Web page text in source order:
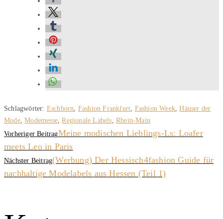
Schlagwörter: Eschborn, Fashion Frankfurt, Fashion Week, Häuser der
Mode, Modemesse, Regionale Labels, Rhein-Main
Vorheriger BeitragMeine modischen Lieblings-Ls: Loafer
meets Leo in Paris
Nächster Beitrag(Werbung) Der Hessisch4fashion Guide für
nachhaltige Modelabels aus Hessen (Teil 1)